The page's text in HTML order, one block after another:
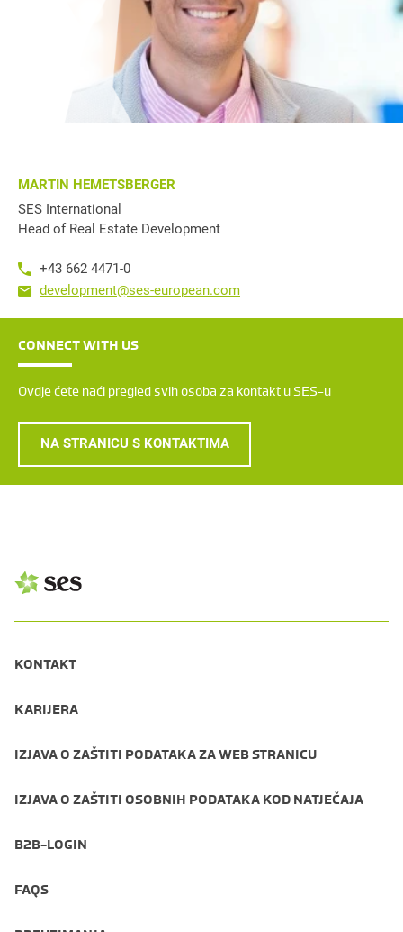
MARTIN HEMETSBERGER
SES International
Head of Real Estate Development
+43 662 4471-0
development@ses-european.com
CONNECT WITH US
Ovdje ćete naći pregled svih osoba za kontakt u SES-u
NA STRANICU S KONTAKTIMA
KONTAKT
KARIJERA
IZJAVA O ZAŠTITI PODATAKA ZA WEB STRANICU
IZJAVA O ZAŠTITI OSOBNIH PODATAKA KOD NATJEČAJA
B2B-LOGIN
FAQS